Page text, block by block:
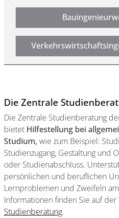
Die Zentrale
Die Zentrale Studienberatung
bietet Hilfestellung bei
Studium, wie zum Beispiel:
Studienzugang, Gestaltung und
oder Studienabschluss.
persönlichen und beruflichen
Lernproblemen und Zweifeln
Informationen finden Sie auf
Studienberatung.